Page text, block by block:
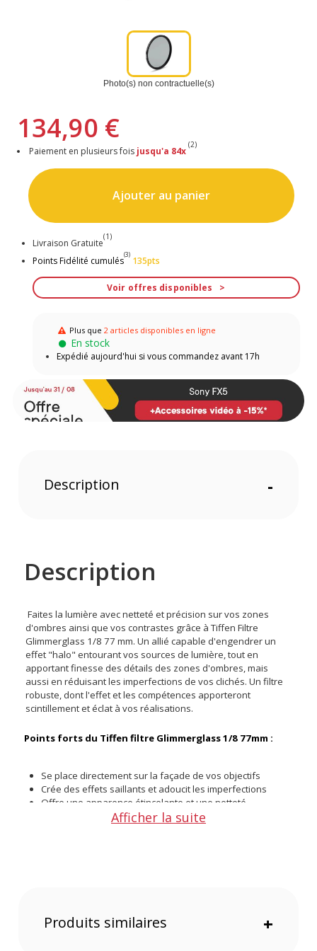
Photo(s) non contractuelle(s)
134,90 €
Paiement en plusieurs fois jusqu'a 84x
(2)
Ajouter au panier
Livraison Gratuite
(1)
Points Fidélité cumulés
(3)
135pts
Voir offres disponibles
Plus que2 articles disponibles en ligne
En stock
Expédié aujourd'hui si vous commandez avant 17h
Description -
Description
Faites la lumière avec netteté et précision sur vos zones
d'ombres ainsi que vos contrastes grâce à Tiffen Filtre
Glimmerglass 1/8 77 mm. Un allié capable d'engendrer un
effet "halo" entourant vos sources de lumière, tout en
apportant finesse des détails des zones d'ombres, mais
aussi en réduisant les imperfections de vos clichés. Un filtre
robuste, dont l'effet et les compétences apporteront
scintillement et éclat à vos réalisations.
Points forts du Tiffen filtre Glimmerglass 1/8 77mm :
Se place directement sur la façade de vos objectifs
Crée des effets saillants et adoucit les imperfections
Offre une apparence étincelante et une netteté
qui saura mettre en valeur vos réalisations. Une série de
Afficher la suite
Produits similaires +